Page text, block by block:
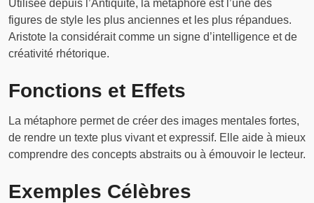
Utilisée depuis l’Antiquité, la métaphore est l’une des
figures de style les plus anciennes et les plus répandues.
Aristote la considérait comme un signe d’intelligence et de
créativité rhétorique.
Fonctions et Effets
La métaphore permet de créer des images mentales fortes,
de rendre un texte plus vivant et expressif. Elle aide à mieux
comprendre des concepts abstraits ou à émouvoir le lecteur.
Exemples Célèbres